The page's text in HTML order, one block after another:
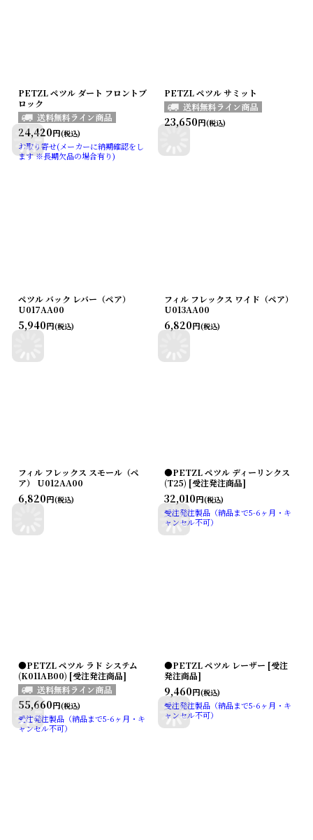
PETZL ペツル ダート フロントブ
ロック
24,420円(税込)
お取り寄せ(メーカーに納期確認をし
ます ※長期欠品の場合有り)
PETZL ペツル サミット
23,650円(税込)
ペツル バック レバー（ペア）
U017AA00
5,940円(税込)
フィル フレックス ワイド（ペア）
U013AA00
6,820円(税込)
フィル フレックス スモール（ペ
ア） U012AA00
6,820円(税込)
●PETZL ペツル ディーリンクス
(T25) [受注発注商品]
32,010円(税込)
受注発注製品（納品まで5-6ヶ月・キ
ャンセル不可）
●PETZL ペツル ラド システム
(K011AB00) [受注発注商品]
55,660円(税込)
受注発注製品（納品まで5-6ヶ月・キ
ャンセル不可）
●PETZL ペツル レーザー [受注
発注商品]
9,460円(税込)
受注発注製品（納品まで5-6ヶ月・キ
ャンセル不可）